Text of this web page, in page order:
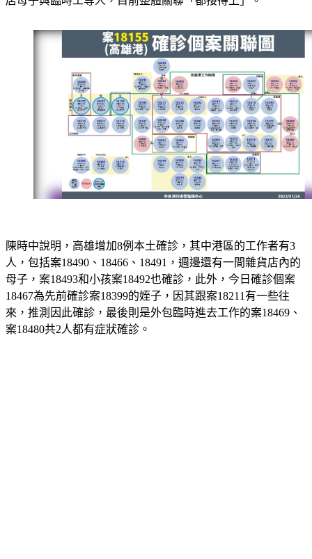
人，包括案18490、18466、18491，週邊還有一間雜貨店內的
母子，案18493和小孩案18492也確診，此外，今日確診個案
18467為先前確診案18399的姪子，因其跟案18211有一些往
來，推測因此確診，最後則是外包臨時進去工作的案18469、
案18480共2人都有症狀確診。